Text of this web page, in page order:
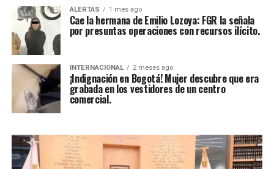
ALERTAS 1 mes ago
Cae la hermana de Emilio Lozoya: FGR la señala
por presuntas operaciones con recursos ilícito.
INTERNACIONAL 2 meses ago
¡Indignación en Bogotá! Mujer descubre que era
grabada en los vestidores de un centro
comercial.